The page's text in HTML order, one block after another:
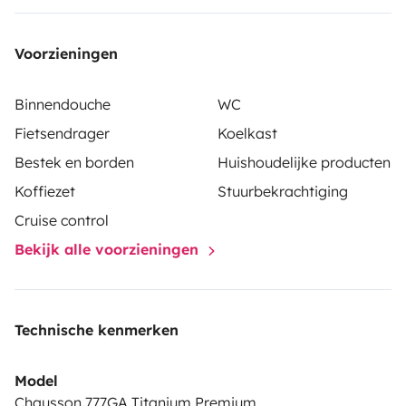
regelbare tafel.
verse koffie kan met onze Dolce Gusto (via
stroomnet).
Schoonmaakkosten worden aangerekend
Voorzieningen
Binnendouche
WC
Fietsendrager
Koelkast
Bestek en borden
Huishoudelijke producten
Koffiezet
Stuurbekrachtiging
Cruise control
Bekijk alle voorzieningen
Technische kenmerken
Model